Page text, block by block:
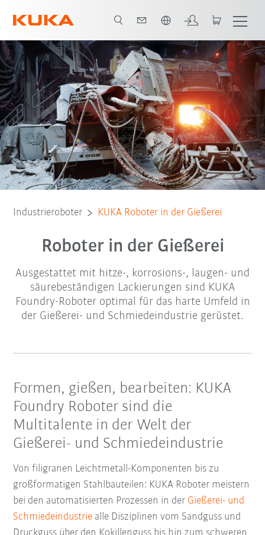
Foundry-Hand Robotertypen Konsolroboter
Industrieroboter KUKA Roboter in der Gießerei
Roboter in der Gießerei
Ausgestattet mit hitze-, korrosions-, laugen- und
säurebeständigen Lackierungen sind KUKA
Foundry-Roboter optimal für das harte Umfeld in
der Gießerei- und Schmiedeindustrie gerüstet.
Formen, gießen, bearbeiten: KUKA
Foundry Roboter sind die
Multitalente in der Welt der
Gießerei- und Schmiedeindustrie
Von filigranen Leichtmetall-Komponenten bis zu
großformatigen Stahlbauteilen: KUKA Roboter meistern
bei den automatisierten Prozessen in der Gießerei- und
Schmiedeindustrie alle Disziplinen vom Sandguss und
Druckguss über den Kokillenguss bis hin zum schweren